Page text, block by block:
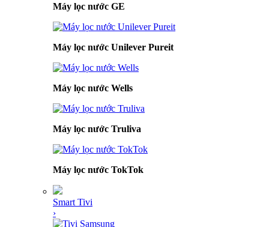
Máy lọc nước GE
Máy lọc nước Unilever Pureit
Máy lọc nước Wells
Máy lọc nước Truliva
Máy lọc nước TokTok
Smart Tivi
›